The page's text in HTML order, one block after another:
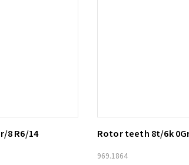
Lägg till i
8 R6/14 Rotor teeth 8t/6k
969.1864